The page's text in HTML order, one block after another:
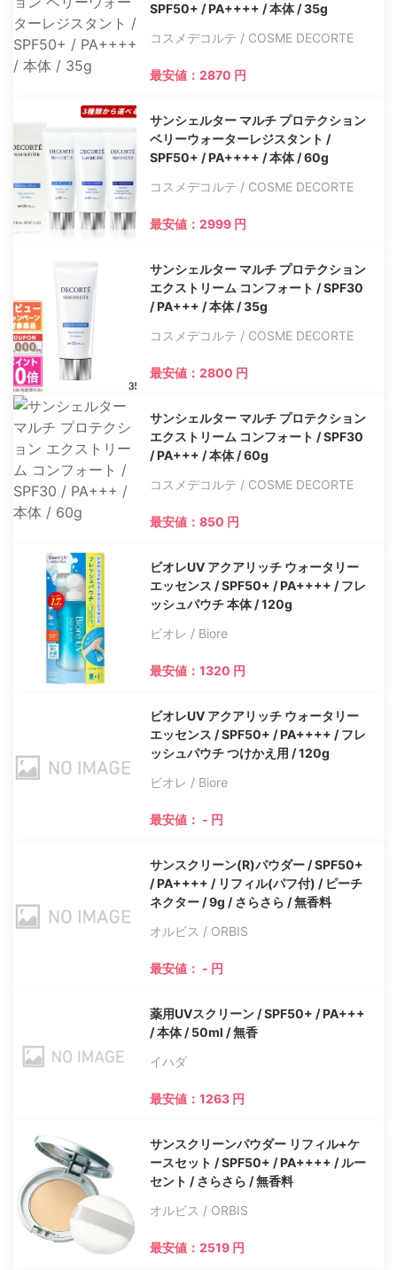
SPF50+ / PA++++ / 本体 / 35g
コスメデコルテ / COSME DECORTE
最安値：2870 円
サンシェルター マルチ プロテクション
ベリーウォーターレジスタント /
SPF50+ / PA++++ / 本体 / 60g
コスメデコルテ / COSME DECORTE
最安値：2999 円
サンシェルター マルチ プロテクション
エクストリーム コンフォート / SPF30
/ PA+++ / 本体 / 35g
コスメデコルテ / COSME DECORTE
最安値：2800 円
サンシェルター マルチ プロテクション
エクストリーム コンフォート / SPF30
/ PA+++ / 本体 / 60g
コスメデコルテ / COSME DECORTE
最安値：850 円
ビオレUV アクアリッチ ウォータリー
エッセンス / SPF50+ / PA++++ / フレ
ッシュパウチ 本体 / 120g
ビオレ / Biore
最安値：1320 円
ビオレUV アクアリッチ ウォータリー
エッセンス / SPF50+ / PA++++ / フレ
ッシュパウチ つけかえ用 / 120g
ビオレ / Biore
最安値： - 円
サンスクリーン(R)パウダー / SPF50+
/ PA++++ / リフィル(パフ付) / ピーチ
ネクター / 9g / さらさら / 無香料
オルビス / ORBIS
最安値： - 円
薬用UVスクリーン / SPF50+ / PA+++
/ 本体 / 50ml / 無香
イハダ
最安値：1263 円
サンスクリーンパウダー リフィル+ケ
ースセット / SPF50+ / PA++++ / ルー
セント / さらさら / 無香料
オルビス / ORBIS
最安値：2519 円